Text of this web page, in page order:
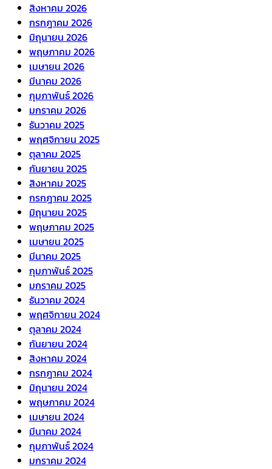
สิงหาคม 2026
กรกฎาคม 2026
มิถุนายน 2026
พฤษภาคม 2026
เมษายน 2026
มีนาคม 2026
กุมภาพันธ์ 2026
มกราคม 2026
ธันวาคม 2025
พฤศจิกายน 2025
ตุลาคม 2025
กันยายน 2025
สิงหาคม 2025
กรกฎาคม 2025
มิถุนายน 2025
พฤษภาคม 2025
เมษายน 2025
มีนาคม 2025
กุมภาพันธ์ 2025
มกราคม 2025
ธันวาคม 2024
พฤศจิกายน 2024
ตุลาคม 2024
กันยายน 2024
สิงหาคม 2024
กรกฎาคม 2024
มิถุนายน 2024
พฤษภาคม 2024
เมษายน 2024
มีนาคม 2024
กุมภาพันธ์ 2024
มกราคม 2024